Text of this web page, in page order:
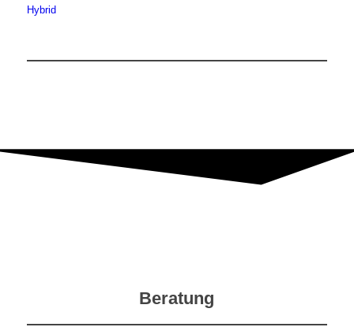
Hybrid
Beratung